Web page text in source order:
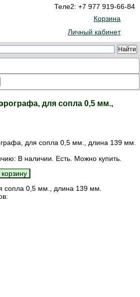
Теле2: +7 977 919-66-84
Корзина
Личный кабинет
для сопла 0,5 мм.,
для сопла 0,5 мм., длина 139 мм.
В наличии. Есть. Можно купить.
сопла 0,5 мм., длина 139 мм.